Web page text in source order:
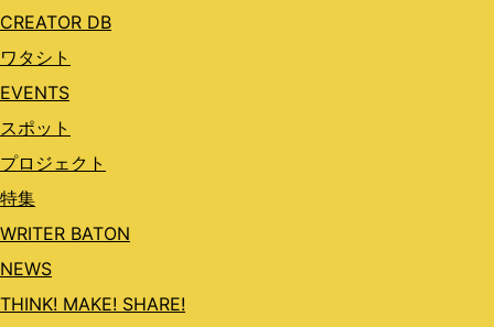
CREATOR DB
ワタシト
EVENTS
スポット
プロジェクト
特集
WRITER BATON
NEWS
THINK! MAKE! SHARE!